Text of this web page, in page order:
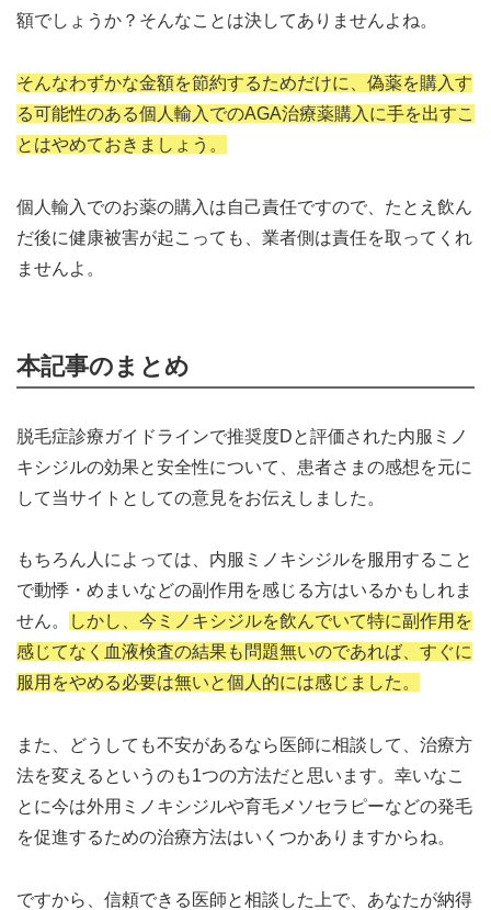
額でしょうか？そんなことは決してありませんよね。
そんなわずかな金額を節約するためだけに、偽薬を購入す
る可能性のある個人輸入でのAGA治療薬購入に手を出すこ
とはやめておきましょう。
個人輸入でのお薬の購入は自己責任ですので、たとえ飲ん
だ後に健康被害が起こっても、業者側は責任を取ってくれ
ませんよ。
本記事のまとめ
脱毛症診療ガイドラインで推奨度Dと評価された内服ミノ
キシジルの効果と安全性について、患者さまの感想を元に
して当サイトとしての意見をお伝えしました。
もちろん人によっては、内服ミノキシジルを服用すること
で動悸・めまいなどの副作用を感じる方はいるかもしれま
せん。
しかし、今ミノキシジルを飲んでいて特に副作用を
感じてなく血液検査の結果も問題無いのであれば、すぐに
服用をやめる必要は無いと個人的には感じました。
また、どうしても不安があるなら医師に相談して、治療方
法を変えるというのも1つの方法だと思います。幸いなこ
とに今は外用ミノキシジルや育毛メソセラピーなどの発毛
を促進するための治療方法はいくつかありますからね。
ですから、信頼できる医師と相談した上で、あなたが納得